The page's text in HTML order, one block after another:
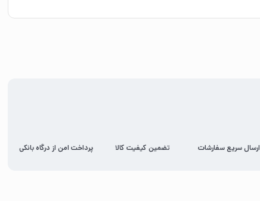
ارسال سریع سفارشات تضمین کیفیت کالا پرداخت امن از درگاه بانکی